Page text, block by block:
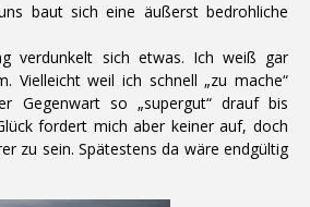
baut sich eine äußerst bedrohliche
verdunkelt sich etwas. Ich weiß gar
Vielleicht weil ich schnell „zu mache“
Gegenwart so „supergut“ drauf bis
fordert mich aber keiner auf, doch
zu sein. Spätestens da wäre endgültig